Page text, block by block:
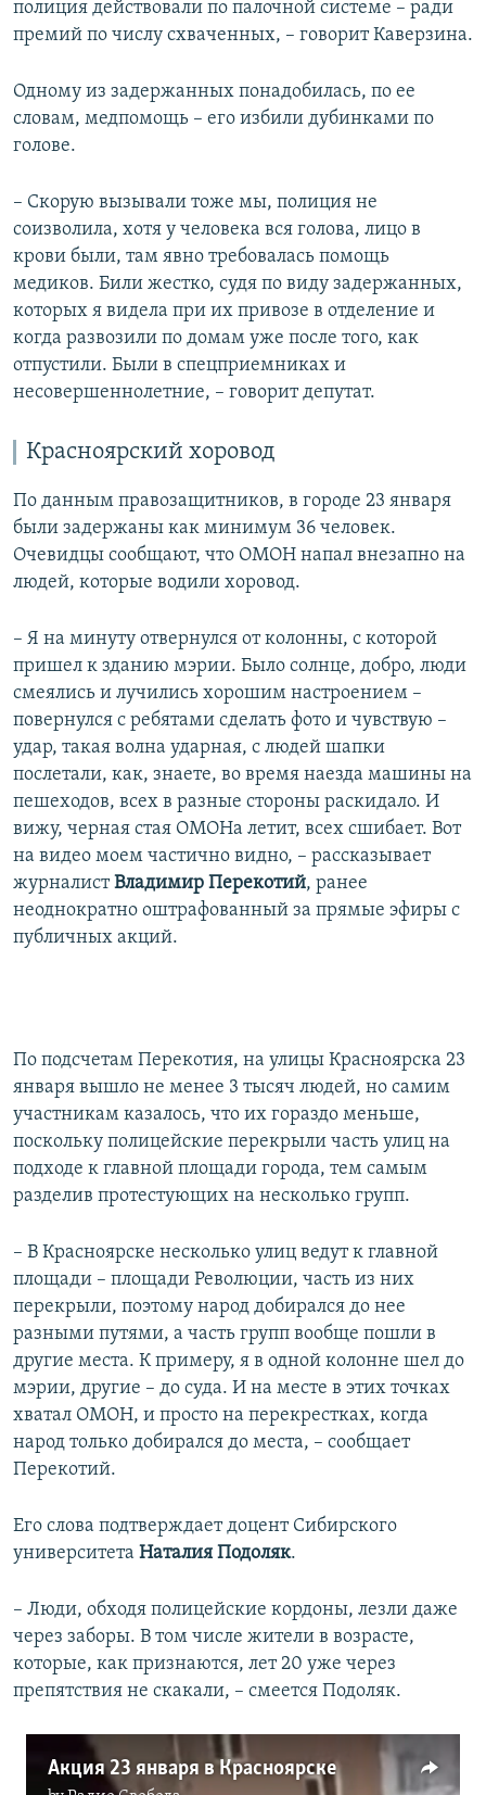
полиция действовали по палочной системе – ради
премий по числу схваченных, – говорит Каверзина.
Одному из задержанных понадобилась, по ее
словам, медпомощь – его избили дубинками по
голове.
– Скорую вызывали тоже мы, полиция не
соизволила, хотя у человека вся голова, лицо в
крови были, там явно требовалась помощь
медиков. Били жестко, судя по виду задержанных,
которых я видела при их привозе в отделение и
когда развозили по домам уже после того, как
отпустили. Были в спецприемниках и
несовершеннолетние, – говорит депутат.
Красноярский хоровод
По данным правозащитников, в городе 23 января
были задержаны как минимум 36 человек.
Очевидцы сообщают, что ОМОН напал внезапно на
людей, которые водили хоровод.
– Я на минуту отвернулся от колонны, с которой
пришел к зданию мэрии. Было солнце, добро, люди
смеялись и лучились хорошим настроением –
повернулся с ребятами сделать фото и чувствую –
удар, такая волна ударная, с людей шапки
послетали, как, знаете, во время наезда машины на
пешеходов, всех в разные стороны раскидало. И
вижу, черная стая ОМОНа летит, всех сшибает. Вот
на видео моем частично видно, – рассказывает
журналистВладимир Перекотий, ранее
неоднократно оштрафованный за прямые эфиры с
публичных акций.
По подсчетам Перекотия, на улицы Красноярска 23
января вышло не менее 3 тысяч людей, но самим
участникам казалось, что их гораздо меньше,
поскольку полицейские перекрыли часть улиц на
подходе к главной площади города, тем самым
разделив протестующих на несколько групп.
– В Красноярске несколько улиц ведут к главной
площади – площади Революции, часть из них
перекрыли, поэтому народ добирался до нее
разными путями, а часть групп вообще пошли в
другие места. К примеру, я в одной колонне шел до
мэрии, другие – до суда. И на месте в этих точках
хватал ОМОН, и просто на перекрестках, когда
народ только добирался до места, – сообщает
Перекотий.
Его слова подтверждает доцент Сибирского
университета Наталия Подоляк.
– Люди, обходя полицейские кордоны, лезли даже
через заборы. В том числе жители в возрасте,
которые, как признаются, лет 20 уже через
препятствия не скакали, – смеется Подоляк.
Акция 23 января в Красноярске